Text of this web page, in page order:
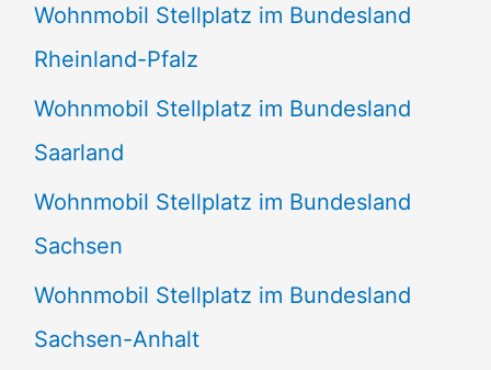
Wohnmobil Stellplatz im Bundesland
Rheinland-Pfalz
Wohnmobil Stellplatz im Bundesland
Saarland
Wohnmobil Stellplatz im Bundesland
Sachsen
Wohnmobil Stellplatz im Bundesland
Sachsen-Anhalt